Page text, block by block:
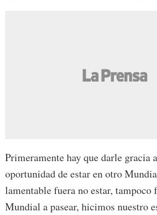
Primeramente hay que darle gracia
oportunidad de estar en otro
lamentable fuera no estar, tampoco
Mundial a pasear, hicimos nuestro